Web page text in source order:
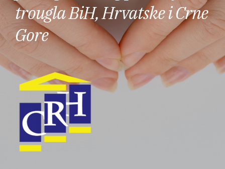
trougla BiH, Hrvatske i Crne
Gore